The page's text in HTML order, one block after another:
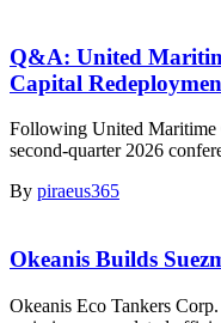
Q&A: United
Capital
Following United
second-quarter 2026
By piraeus365
Okeanis Builds
Okeanis Eco Tankers